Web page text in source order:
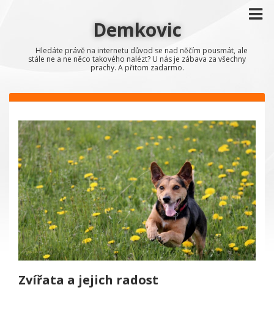
Demkovic
Hledáte právě na internetu důvod se nad něčím pousmát, ale
stále ne a ne něco takového nalézt? U nás je zábava za všechny
prachy. A přitom zadarmo.
Zvířata a jejich radost